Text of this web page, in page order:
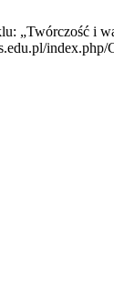
„Twórczość i